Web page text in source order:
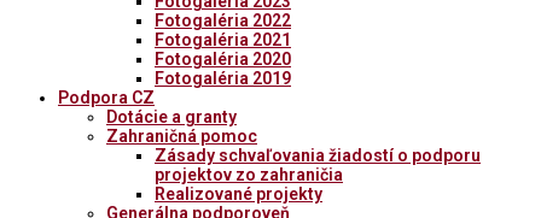
Fotogaléria 2022
Fotogaléria 2021
Fotogaléria 2020
Fotogaléria 2019
Podpora CZ
Dotácie a granty
Zahraničná pomoc
Zásady schvaľovania žiadostí o podporu
projektov zo zahraničia
Realizované projekty
Generálna podporoveň